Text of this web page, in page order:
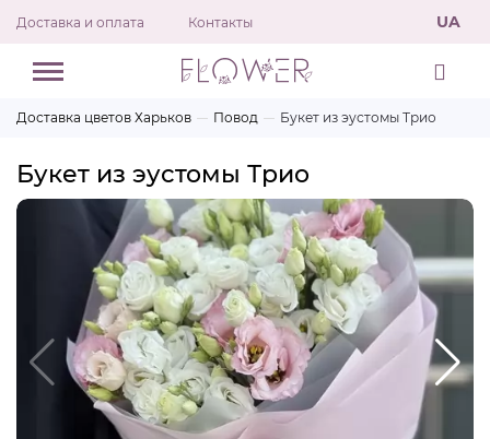
Доставка и оплата Контакты UA
Доставка цветов Харьков Повод Букет из эустомы Трио
Букет из эустомы Трио